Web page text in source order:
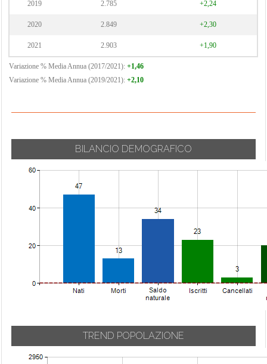
2019 2.785 +2,24
2020 2.849 +2,30
2021 2.903 +1,90
Variazione % Media Annua (2017/2021): +1,46
Variazione % Media Annua (2019/2021): +2,10
BILANCIO DEMOGRAFICO
TREND POPOLAZIONE